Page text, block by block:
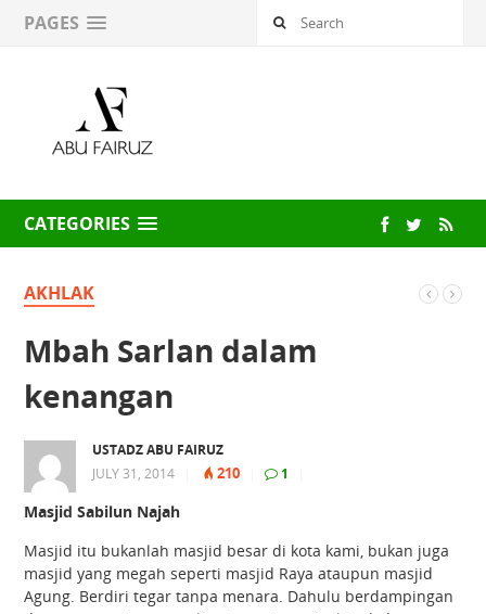
PAGES
CATEGORIES
AKHLAK
Mbah Sarlan dalam
kenangan
USTADZ ABU FAIRUZ
JULY 31, 2014
210 1
Masjid Sabilun Najah
Masjid itu bukanlah masjid besar di kota kami, bukan juga
masjid yang megah seperti masjid Raya ataupun masjid
Agung. Berdiri tegar tanpa menara. Dahulu berdampingan